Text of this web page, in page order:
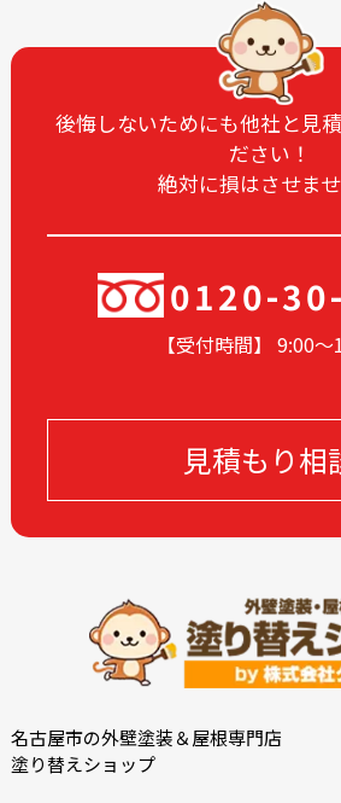
2024-10
2024-04
2024-02
2023-12
2023-06
2023-02
2022-12
2022-08
2022-06
2022-04
2022-02
2021-12
後悔しないためにも他社と見
ださい！
絶対に損はさせませ
0120-
【受付時間】 9:00〜
見積もり相
名古屋市の外壁塗装＆屋根専門店
塗り替えショップ